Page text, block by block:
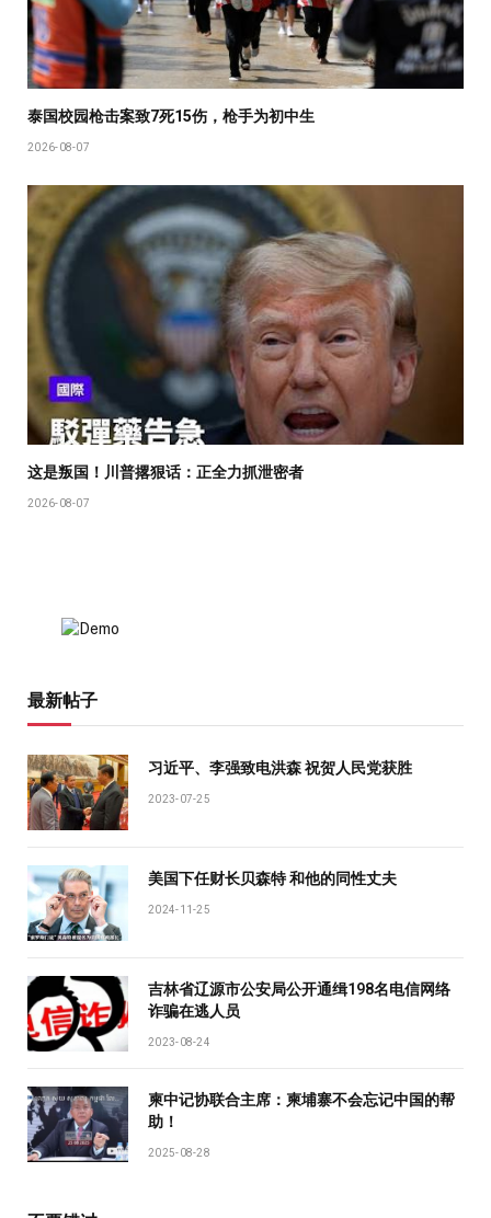
泰国校园枪击案致7死15伤，枪手为初中生
2026-08-07
这是叛国！川普撂狠话：正全力抓泄密者
2026-08-07
最新帖子
习近平、李强致电洪森 祝贺人民党获胜
2023-07-25
美国下任财长贝森特 和他的同性丈夫
2024-11-25
吉林省辽源市公安局公开通缉198名电信网络
诈骗在逃人员
2023-08-24
柬中记协联合主席：柬埔寨不会忘记中国的帮
助！
2025-08-28